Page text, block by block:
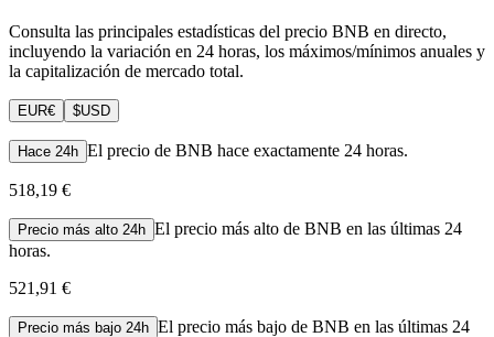
Consulta las principales estadísticas del precio BNB en directo,
incluyendo la variación en 24 horas, los máximos/mínimos anuales y
la capitalización de mercado total.
EUR€ $USD
Hace 24h El precio de BNB hace exactamente 24 horas.
518,19 €
Precio más alto 24h El precio más alto de BNB en las últimas 24
horas.
521,91 €
Precio más bajo 24h El precio más bajo de BNB en las últimas 24